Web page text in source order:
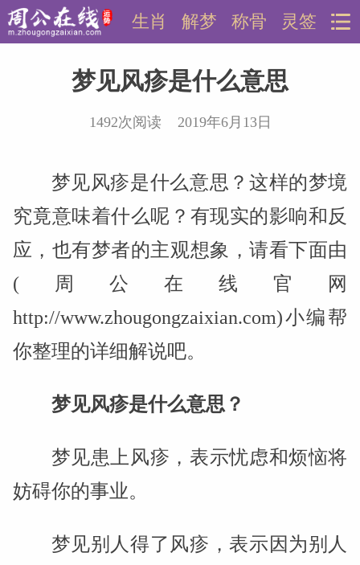
灵签
称骨
解梦
生肖
梦见风疹是什么意思
1492次阅读 2019年6月13日
梦见风疹是什么意思？这样的梦境
究竟意味着什么呢？有现实的影响和反
应，也有梦者的主观想象，请看下面由
(周公在线官网
http://www.zhougongzaixian.com)小编帮
你整理的详细解说吧。
梦见风疹是什么意思？
梦见患上风疹，表示忧虑和烦恼将
妨碍你的事业。
梦见别人得了风疹，表示因为别人